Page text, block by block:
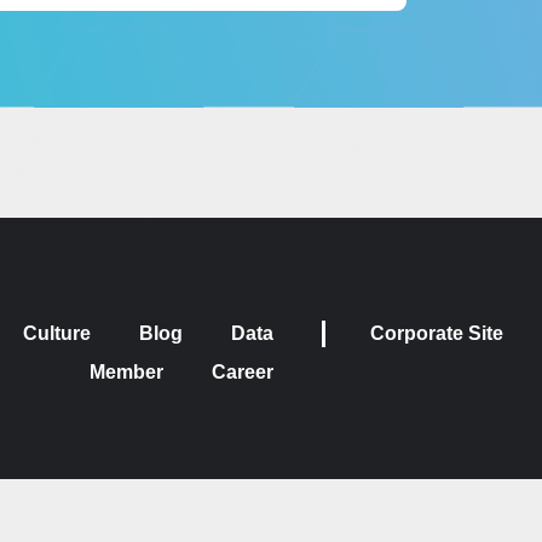
Culture Blog
Data
Member
Career
Corporate Site